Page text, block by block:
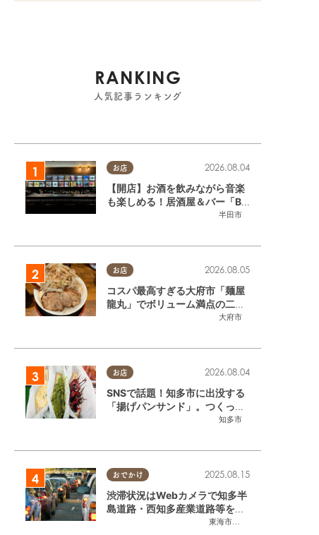
RANKING
人気記事ランキング
お店
半田市
2026.08.04
【開店】お酒を飲みながら音楽
も楽しめる！居酒屋＆バー「BL
OOMY（ブルーミー）」が7/3
お店
大府市
2026.08.05
コスパ最高すぎる大府市「麺屋
龍丸」でボリューム満点の二郎
系ラーメンを堪能してきた
お店
知多市
2026.08.04
SNSで話題！知多市に出没する
「揚げパンサンド」。つくって
いるのはお祭りお兄さん!?【ち
おでかけ
東海市
,大府市
2025.08.15
渋滞状況はWebカメラで知多半
島道路・西知多産業道路等をチ